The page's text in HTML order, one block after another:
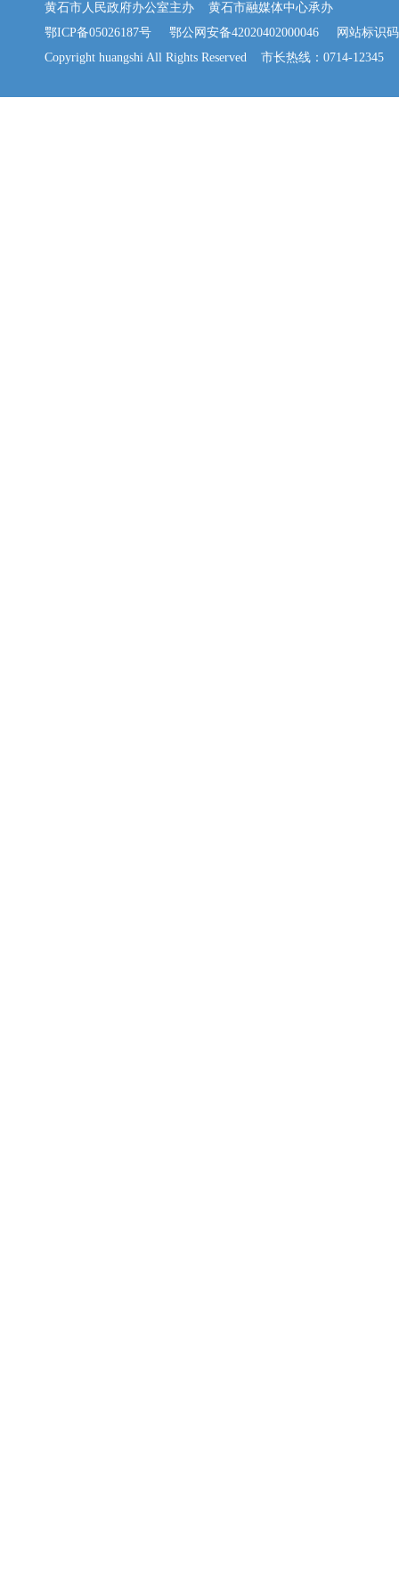
黄石市人民政府办公室主办 黄石市融媒体中心承办
鄂ICP备05026187号
鄂公网安备42020402000046 网站标识码
Copyright huangshi All Rights Reserved 市长热线：0714-12345